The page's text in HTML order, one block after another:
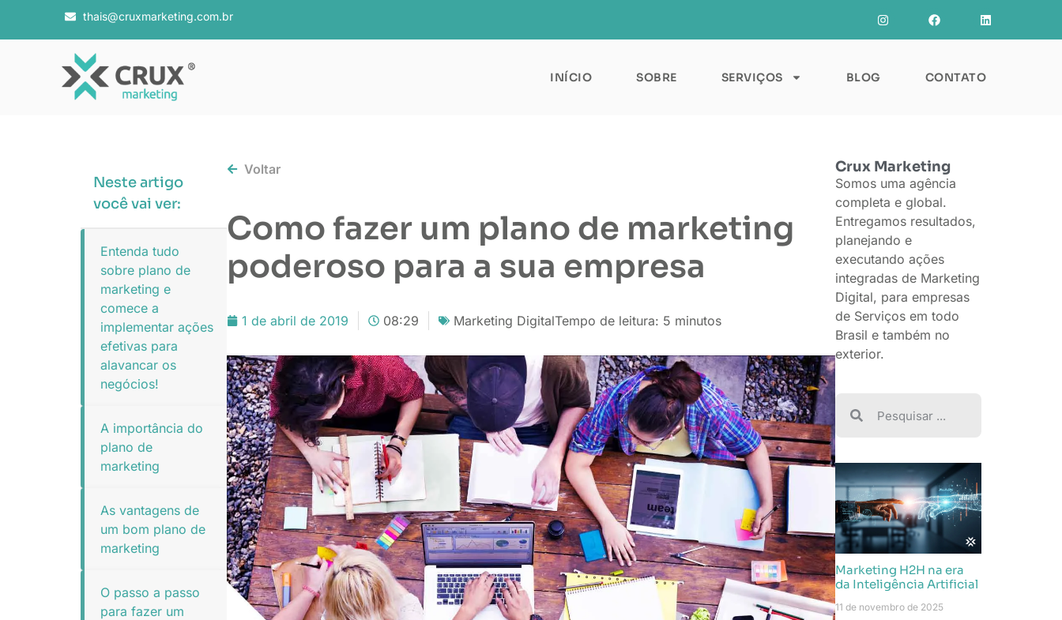
thais@cruxmarketing.com.br
INÍCIO SOBRE SERVIÇOS BLOG CONTATO
Neste artigo
você vai ver:
Entenda tudo
sobre plano de
marketing e
comece a
implementar ações
efetivas para
alavancar os
negócios!
A importância do
plano de
marketing
As vantagens de
um bom plano de
marketing
O passo a passo
para fazer um
Voltar
Como fazer um plano de marketing
poderoso para a sua empresa
1 de abril de 2019 08:29 Marketing DigitalTempo de leitura: 5 minutos
Crux Marketing
Somos uma agência
completa e global.
Entregamos resultados,
planejando e
executando ações
integradas de Marketing
Digital, para empresas
de Serviços em todo
Brasil e também no
exterior.
Marketing H2H na era
da Inteligência Artificial
11 de novembro de 2025